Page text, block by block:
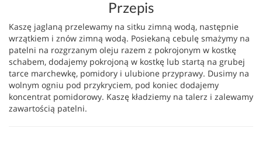
Przepis
Kaszę jaglaną przelewamy na sitku zimną wodą, następnie
wrzątkiem i znów zimną wodą. Posiekaną cebulę smażymy na
patelni na rozgrzanym oleju razem z pokrojonym w kostkę
schabem, dodajemy pokrojoną w kostkę lub startą na grubej
tarce marchewkę, pomidory i ulubione przyprawy. Dusimy na
wolnym ogniu pod przykryciem, pod koniec dodajemy
koncentrat pomidorowy. Kaszę kładziemy na talerz i zalewamy
zawartością patelni.